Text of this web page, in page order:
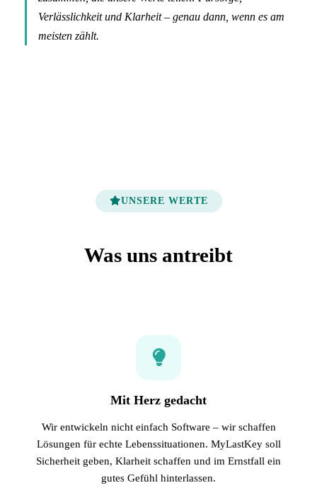
Verlässlichkeit und Klarheit – genau dann, wenn es am
meisten zählt.
UNSERE WERTE
Was uns antreibt
Mit Herz gedacht
Wir entwickeln nicht einfach Software – wir schaffen
Lösungen für echte Lebenssituationen. MyLastKey soll
Sicherheit geben, Klarheit schaffen und im Ernstfall ein
gutes Gefühl hinterlassen.